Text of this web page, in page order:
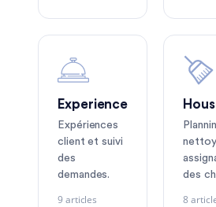
Experience
Expériences
client et suivi
des
demandes.
9 articles
des
8